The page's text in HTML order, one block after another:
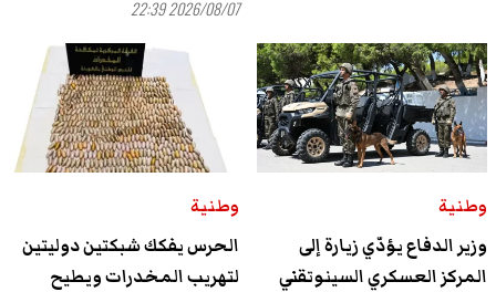
2026/08/07 22:39
وطنية
وزير الدفاع يؤدّي زيارة إلى
المركز العسكري السينوتقني
وطنية
الحرس يفكك شبكتين دوليتين
لتهريب المخدرات ويطيح